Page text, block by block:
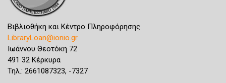
Βιβλιοθήκη και Κέντρο Πληροφόρησης
LibraryLoan@ionio.gr
Ιωάννου Θεοτόκη 72
491 32 Κέρκυρα
Τηλ.: 2661087323, -7327